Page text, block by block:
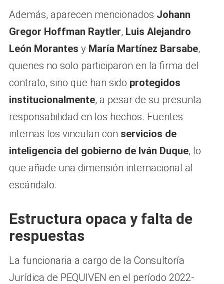
Además, aparecen mencionados Johann
Gregor Hoffman Raytler, Luis Alejandro
León Morantes y María Martínez Barsabe,
quienes no solo participaron en la firma del
contrato, sino que han sido protegidos
institucionalmente, a pesar de su presunta
responsabilidad en los hechos. Fuentes
internas los vinculan con servicios de
inteligencia del gobierno de Iván Duque, lo
que añade una dimensión internacional al
escándalo.
Estructura opaca y falta de
respuestas
La funcionaria a cargo de la Consultoría
Jurídica de PEQUIVEN en el período 2022-